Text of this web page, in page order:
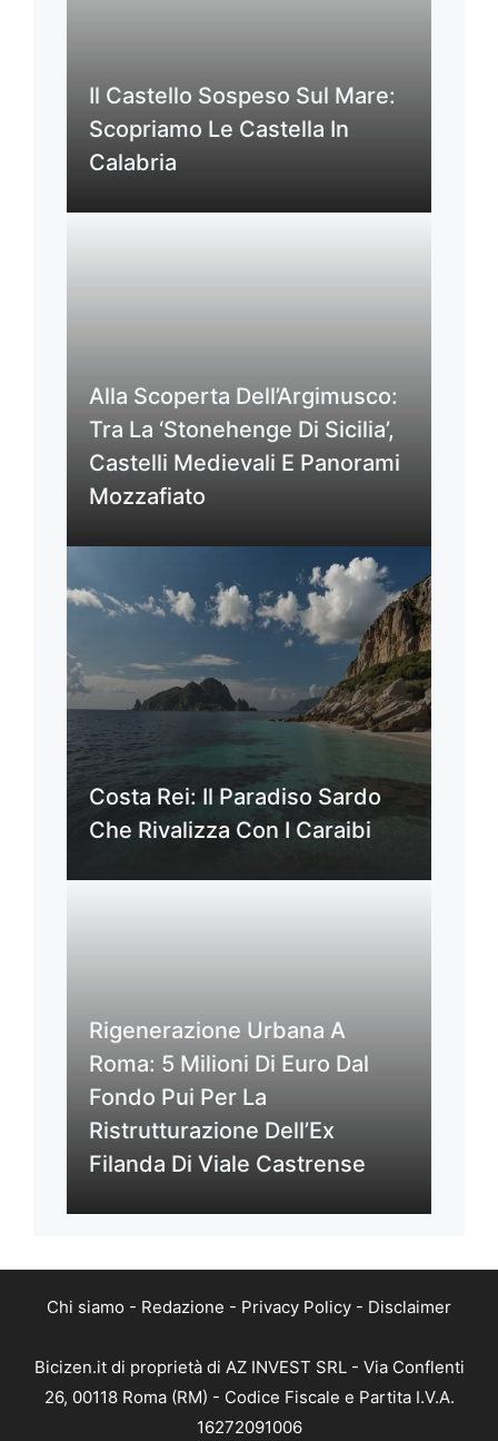
Il Castello Sospeso Sul Mare:
Scopriamo Le Castella In
Calabria
Alla Scoperta Dell’Argimusco:
Tra La ‘Stonehenge Di Sicilia’,
Castelli Medievali E Panorami
Mozzafiato
Costa Rei: Il Paradiso Sardo
Che Rivalizza Con I Caraibi
Rigenerazione Urbana A
Roma: 5 Milioni Di Euro Dal
Fondo Pui Per La
Ristrutturazione Dell’Ex
Filanda Di Viale Castrense
Chi siamo - Redazione - Privacy Policy - Disclaimer
Bicizen.it di proprietà di AZ INVEST SRL - Via Conflenti
26, 00118 Roma (RM) - Codice Fiscale e Partita I.V.A.
16272091006